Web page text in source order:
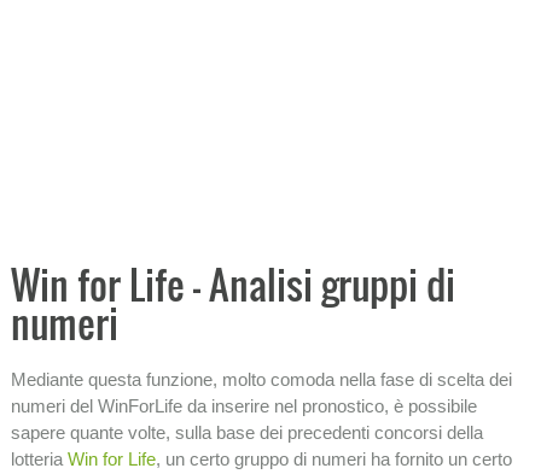
STATISTICHE
INFORMAZIONI SULLA LOTTERIA
Win for Life - Analisi gruppi di
numeri
Mediante questa funzione, molto comoda nella fase di scelta dei
numeri del WinForLife da inserire nel pronostico, è possibile
sapere quante volte, sulla base dei precedenti concorsi della
lotteria Win for Life, un certo gruppo di numeri ha fornito un certo